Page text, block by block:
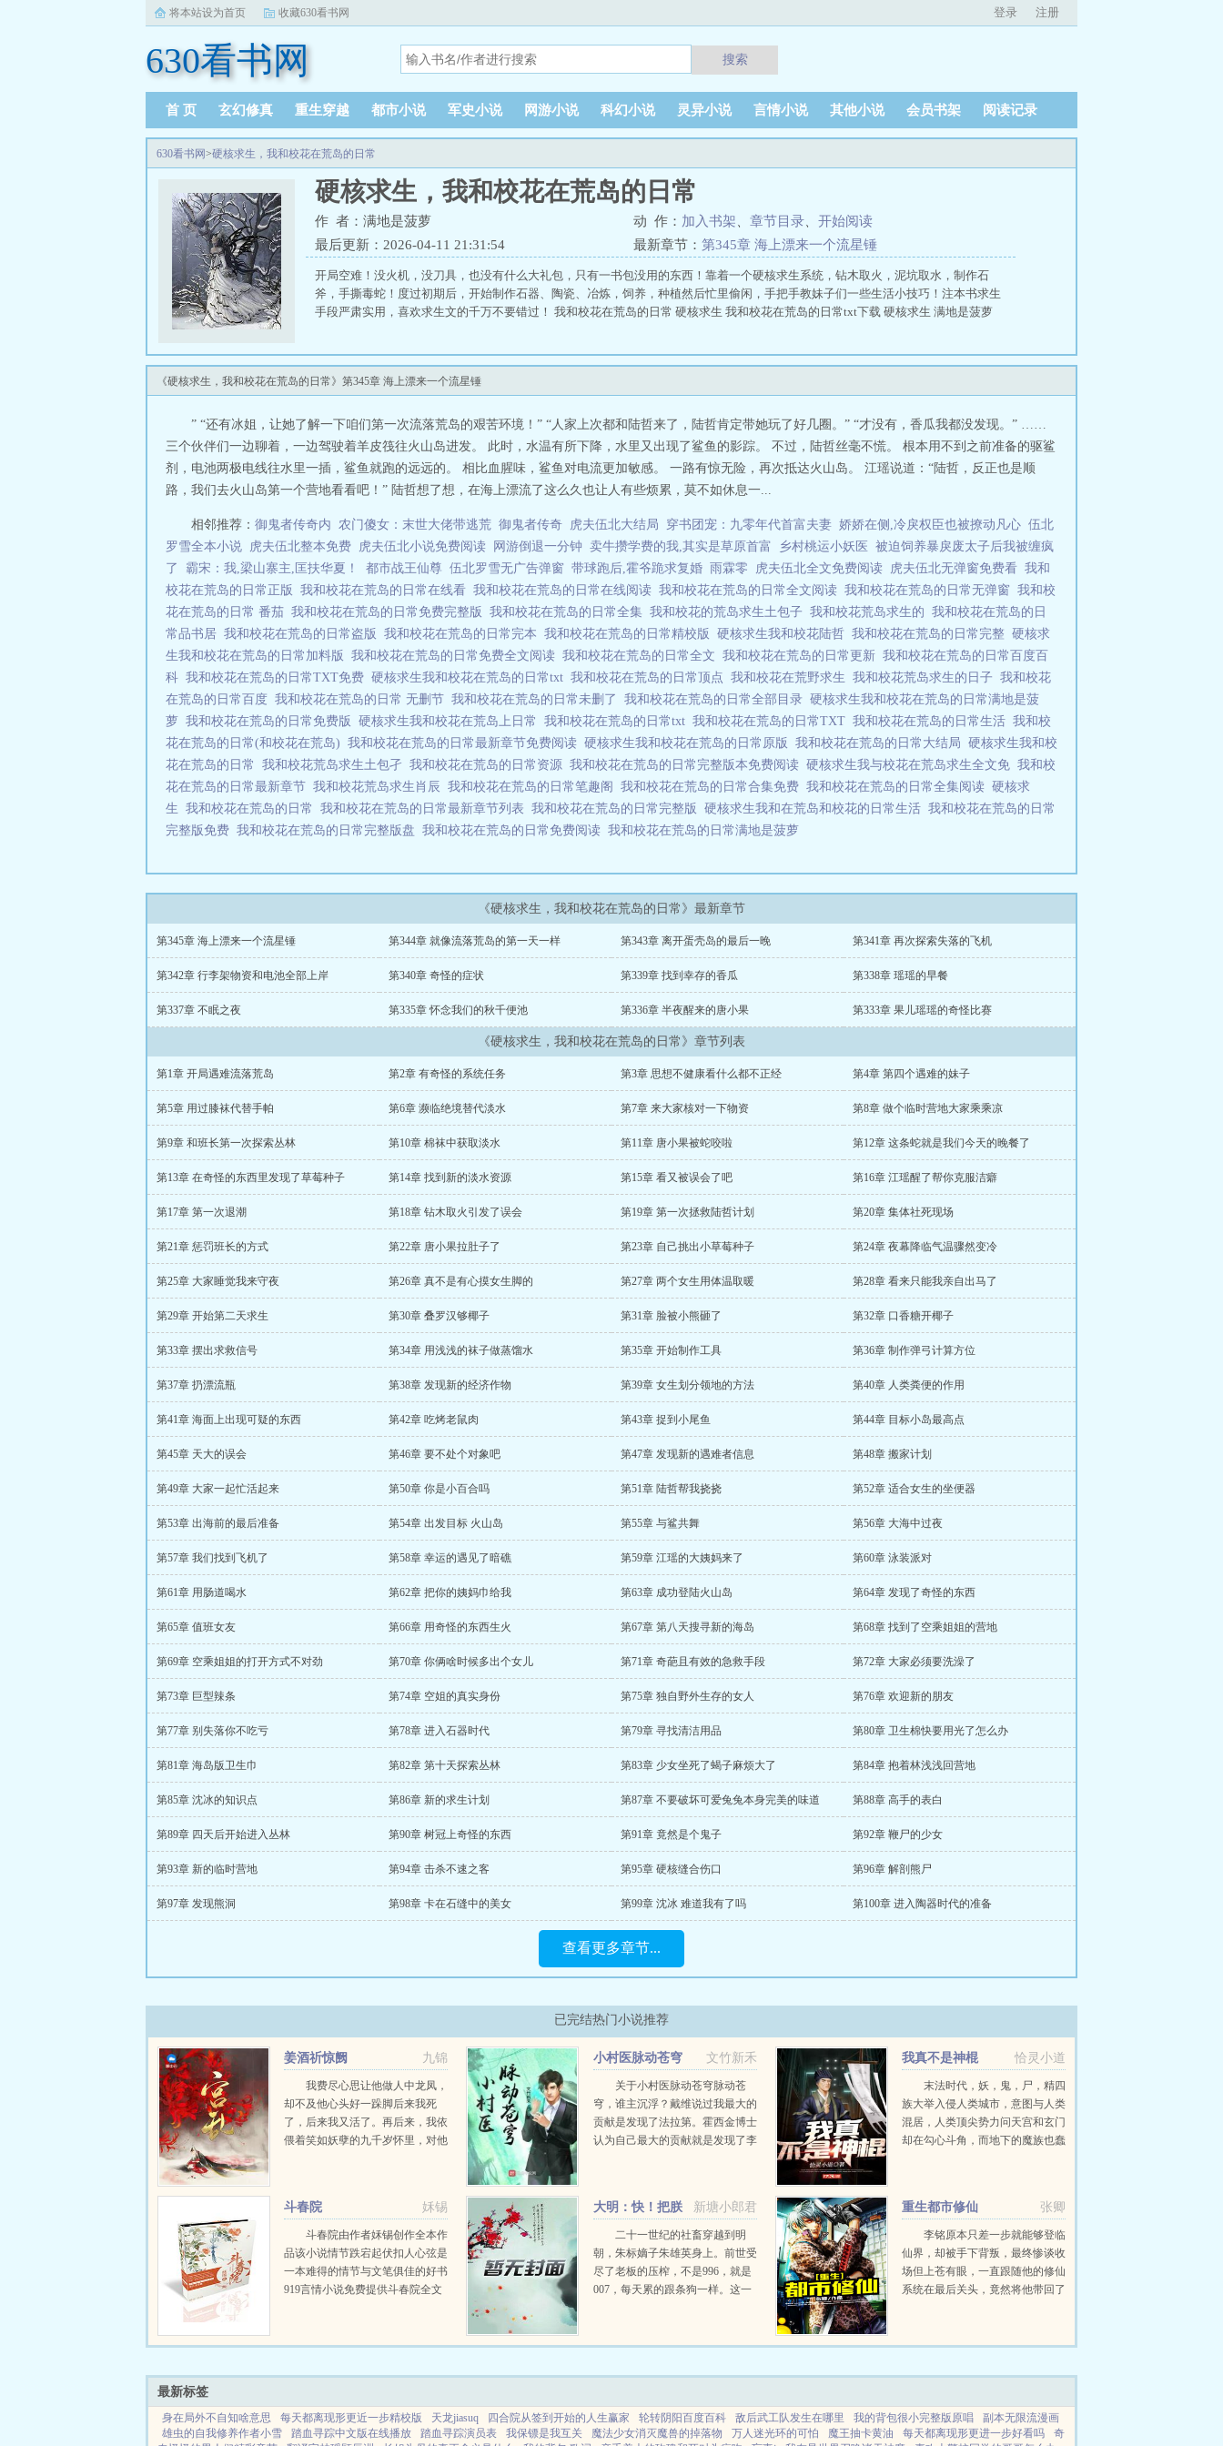
将本站设为首页 收藏630看书网 登录 注册
630看书网 搜索
首 页 玄幻修真 重生穿越 都市小说 军史小说 网游小说 科幻小说 灵异小说 言情小说 其他小说 会员书架 阅读记录
630看书网>硬核求生，我和校花在荒岛的日常
硬核求生，我和校花在荒岛的日常
作 者：满地是菠萝 动 作： 加入书架 章节目录
开始阅读
最后更新：2026-04-11 21:31:54
最新章节： 第345章 海上漂来一个流星锤
开局空难！没火机，没刀具，也没有什么大礼包，只有一书包没用的东西！靠着一个硬核求生系统，钻木取火，泥坑取水，制作石
斧，手撕毒蛇！度过初期后，开始制作石器、陶瓷、冶炼，饲养，种植然后忙里偷闲，手把手教妹子们一些生活小技巧！注本书求生
手段严肃实用，喜欢求生文的千万不要错过！ 我和校花在荒岛的日常 硬核求生 我和校花在荒岛的日常txt下载 硬核求生 满地是菠萝
《硬核求生，我和校花在荒岛的日常》第345章 海上漂来一个流星锤
” “还有冰姐，让她了解一下咱们第一次流落荒岛的艰苦环境！” “人家上次都和陆哲来了，陆哲肯定带她玩了好几圈。” “才没有，香瓜我都没发现。” ……
三个伙伴们一边聊着，一边驾驶着羊皮筏往火山岛进发。 此时，水温有所下降，水里又出现了鲨鱼的影踪。 不过，陆哲丝毫不慌。 根本用不到之前准备的驱鲨
剂，电池两极电线往水里一插，鲨鱼就跑的远远的。 相比血腥味，鲨鱼对电流更加敏感。 一路有惊无险，再次抵达火山岛。 江瑶说道：“陆哲，反正也是顺
路，我们去火山岛第一个营地看看吧！” 陆哲想了想，在海上漂流了这么久也让人有些烦累，莫不如休息一...
相邻推荐： 御鬼者传奇内 农门傻女：末世大佬带逃荒 御鬼者传奇 虎夫伍北大结局 穿书团宠：九零年代首富夫妻 娇娇在侧,冷戾权臣也被撩动凡心 伍北
罗雪全本小说 虎夫伍北整本免费 虎夫伍北小说免费阅读 网游倒退一分钟 卖牛攒学费的我,其实是草原首富 乡村桃运小妖医 被迫饲养暴戾废太子后我被缠疯
了
霸宋：我,梁山寨主,匡扶华夏！ 都市战王仙尊 伍北罗雪无广告弹窗 带球跑后,霍爷跪求复婚 雨霖零 虎夫伍北全文免费阅读 虎夫伍北无弹窗免费看 我和
校花在荒岛的日常正版 我和校花在荒岛的日常在线看 我和校花在荒岛的日常在线阅读 我和校花在荒岛的日常全文阅读 我和校花在荒岛的日常无弹窗 我和校
花在荒岛的日常 番茄 我和校花在荒岛的日常免费完整版 我和校花在荒岛的日常全集 我和校花的荒岛求生土包子 我和校花荒岛求生的 我和校花在荒岛的日
常品书居 我和校花在荒岛的日常盗版 我和校花在荒岛的日常完本 我和校花在荒岛的日常精校版 硬核求生我和校花陆哲 我和校花在荒岛的日常完整 硬核求
生我和校花在荒岛的日常加料版 我和校花在荒岛的日常免费全文阅读 我和校花在荒岛的日常全文 我和校花在荒岛的日常更新 我和校花在荒岛的日常百度百
科 我和校花在荒岛的日常TXT免费 硬核求生我和校花在荒岛的日常txt 我和校花在荒岛的日常顶点 我和校花在荒野求生 我和校花荒岛求生的日子 我和校花
在荒岛的日常百度 我和校花在荒岛的日常 无删节 我和校花在荒岛的日常未删了 我和校花在荒岛的日常全部目录 硬核求生我和校花在荒岛的日常满地是菠
萝 我和校花在荒岛的日常免费版 硬核求生我和校花在荒岛上日常 我和校花在荒岛的日常txt 我和校花在荒岛的日常TXT 我和校花在荒岛的日常生活 我和校
花在荒岛的日常(和校花在荒岛) 我和校花在荒岛的日常最新章节免费阅读 硬核求生我和校花在荒岛的日常原版 我和校花在荒岛的日常大结局 硬核求生我和校
花在荒岛的日常 我和校花荒岛求生土包孑 我和校花在荒岛的日常资源 我和校花在荒岛的日常完整版本免费阅读 硬核求生我与校花在荒岛求生全文免 我和校
花在荒岛的日常最新章节 我和校花荒岛求生肖辰 我和校花在荒岛的日常笔趣阁 我和校花在荒岛的日常合集免费 我和校花在荒岛的日常全集阅读 硬核求
生 我和校花在荒岛的日常 我和校花在荒岛的日常最新章节列表 我和校花在荒岛的日常完整版 硬核求生我和在荒岛和校花的日常生活 我和校花在荒岛的日常
完整版免费 我和校花在荒岛的日常完整版盘 我和校花在荒岛的日常免费阅读 我和校花在荒岛的日常满地是菠萝
《硬核求生，我和校花在荒岛的日常》最新章节
第345章 海上漂来一个流星锤 第344章 就像流落荒岛的第一天一样 第343章 离开蛋壳岛的最后一晚 第341章 再次探索失落的飞机
第342章 行李架物资和电池全部上岸 第340章 奇怪的症状 第339章 找到幸存的香瓜 第338章 瑶瑶的早餐
第337章 不眠之夜 第335章 怀念我们的秋千便池 第336章 半夜醒来的唐小果 第333章 果儿瑶瑶的奇怪比赛
《硬核求生，我和校花在荒岛的日常》章节列表
第1章 开局遇难流落荒岛 第2章 有奇怪的系统任务 第3章 思想不健康看什么都不正经 第4章 第四个遇难的妹子
第5章 用过膝袜代替手帕 第6章 濒临绝境替代淡水 第7章 来大家核对一下物资 第8章 做个临时营地大家乘乘凉
第9章 和班长第一次探索丛林 第10章 棉袜中获取淡水 第11章 唐小果被蛇咬啦 第12章 这条蛇就是我们今天的晚餐了
第13章 在奇怪的东西里发现了草莓种子 第14章 找到新的淡水资源 第15章 看又被误会了吧 第16章 江瑶醒了帮你克服洁癖
第17章 第一次退潮 第18章 钻木取火引发了误会 第19章 第一次拯救陆哲计划 第20章 集体社死现场
第21章 惩罚班长的方式 第22章 唐小果拉肚子了 第23章 自己挑出小草莓种子 第24章 夜幕降临气温骤然变冷
第25章 大家睡觉我来守夜 第26章 真不是有心摸女生脚的 第27章 两个女生用体温取暖 第28章 看来只能我亲自出马了
第29章 开始第二天求生 第30章 叠罗汉够椰子 第31章 脸被小熊砸了 第32章 口香糖开椰子
第33章 摆出求救信号 第34章 用浅浅的袜子做蒸馏水 第35章 开始制作工具 第36章 制作弹弓计算方位
第37章 扔漂流瓶 第38章 发现新的经济作物 第39章 女生划分领地的方法 第40章 人类粪便的作用
第41章 海面上出现可疑的东西 第42章 吃烤老鼠肉 第43章 捉到小尾鱼 第44章 目标小岛最高点
第45章 天大的误会 第46章 要不处个对象吧 第47章 发现新的遇难者信息 第48章 搬家计划
第49章 大家一起忙活起来 第50章 你是小百合吗 第51章 陆哲帮我挠挠 第52章 适合女生的坐便器
第53章 出海前的最后准备 第54章 出发目标 火山岛 第55章 与鲨共舞 第56章 大海中过夜
第57章 我们找到飞机了 第58章 幸运的遇见了暗礁 第59章 江瑶的大姨妈来了 第60章 泳装派对
第61章 用肠道喝水 第62章 把你的姨妈巾给我 第63章 成功登陆火山岛 第64章 发现了奇怪的东西
第65章 值班女友 第66章 用奇怪的东西生火 第67章 第八天搜寻新的海岛 第68章 找到了空乘姐姐的营地
第69章 空乘姐姐的打开方式不对劲 第70章 你俩啥时候多出个女儿 第71章 奇葩且有效的急救手段 第72章 大家必须要洗澡了
第73章 巨型辣条 第74章 空姐的真实身份 第75章 独自野外生存的女人 第76章 欢迎新的朋友
第77章 别失落你不吃亏 第78章 进入石器时代 第79章 寻找清洁用品 第80章 卫生棉快要用光了怎么办
第81章 海岛版卫生巾 第82章 第十天探索丛林 第83章 少女坐死了蝎子麻烦大了 第84章 抱着林浅浅回营地
第85章 沈冰的知识点 第86章 新的求生计划 第87章 不要破坏可爱兔兔本身完美的味道 第88章 高手的表白
第89章 四天后开始进入丛林 第90章 树冠上奇怪的东西 第91章 竟然是个鬼子 第92章 鞭尸的少女
第93章 新的临时营地 第94章 击杀不速之客 第95章 硬核缝合伤口 第96章 解剖熊尸
第97章 发现熊洞 第98章 卡在石缝中的美女 第99章 沈冰 难道我有了吗 第100章 进入陶器时代的准备
查看更多章节...
已完结热门小说推荐
九锦
姜酒祈惊阙
我费尽心思让他做人中龙凤，
却不及他心头好一跺脚后来我死
了，后来我又活了。再后来，我依
偎着笑如妖孽的九千岁怀里，对他
文竹新禾
小村医脉动苍穹
关于小村医脉动苍穹脉动苍
穹，谁主沉浮？戴维说过我最大的
贡献是发现了法拉第。霍西金博士
认为自己最大的贡献就是发现了李
的不幸，伴随着...
恰灵小道
我真不是神棍
末法时代，妖，鬼，尸，精四
族大举入侵人类城市，意图与人类
混居，人类顶尖势力问天宫和玄门
却在勾心斗角，而地下的魔族也蠢
姀锡
斗春院
斗春院由作者姀锡创作全本作
品该小说情节跌宕起伏扣人心弦是
一本难得的情节与文笔俱佳的好书
919言情小说免费提供斗春院全文
新塘小郎君
大明：快！把朕
绑了给皇太孙送去
二十一世纪的社畜穿越到明
朝，朱标嫡子朱雄英身上。前世受
尽了老板的压榨，不是996，就是
007，每天累的跟条狗一样。这一
下，不好了！皇太孙造反了！什
张卿
重生都市修仙
李铭原本只差一步就能够登临
仙界，却被手下背叛，最终惨谈收
场但上苍有眼，一直跟随他的修仙
系统在最后关头，竟然将他带回了
统，美女老师温柔校花统统不在话
最新标签
身在局外不自知啥意思 每天都离现形更近一步精校版 天龙jiasuq 四合院从签到开始的人生赢家 轮转阴阳百度百科 敌后武工队发生在哪里 我的背包很小完整版原唱
副本无限流漫画
雄虫的自我修养作者小雪
踏血寻踪中文版在线播放 踏血寻踪演员表 我保镖是我互关 魔法少女消灭魔兽的掉落物 万人迷光环的可怕 魔王抽卡黄油 每天都离现形更进一步好看吗
奇